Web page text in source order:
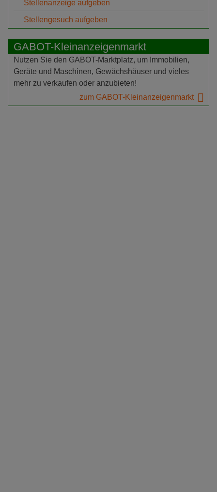
Stellenanzeige aufgeben
Stellengesuch aufgeben
GABOT-Kleinanzeigenmarkt
Nutzen Sie den GABOT-Marktplatz, um Immobilien,
Geräte und Maschinen, Gewächshäuser und vieles
mehr zu verkaufen oder anzubieten!
zum GABOT-Kleinanzeigenmarkt